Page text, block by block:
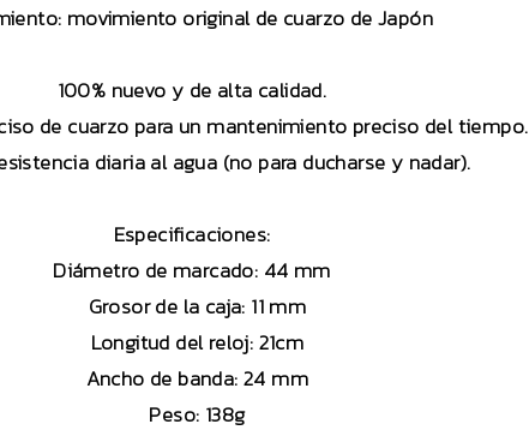
movimiento original de cuarzo de Japón
100% nuevo y de alta calidad.
de cuarzo para un mantenimiento preciso del tiempo.
diaria al agua (no para ducharse y nadar).
Especificaciones:
Diámetro de marcado: 44 mm
Grosor de la caja: 11 mm
Longitud del reloj: 21cm
Ancho de banda: 24 mm
Peso: 138g